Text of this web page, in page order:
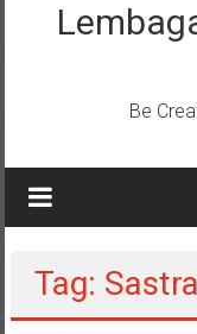
Be
Tag: Sastra